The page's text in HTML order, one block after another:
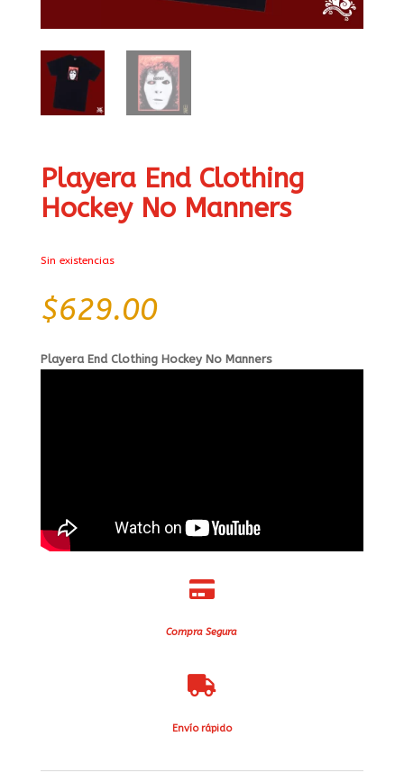
Playera End Clothing
Hockey No Manners
Sin existencias
$629.00
Playera End Clothing Hockey No Manners

Compra Segura

Envío rápido